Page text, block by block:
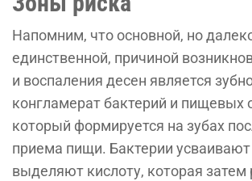
Напомним, что основной, но
единственной, причиной
и воспаления десен является
конгламерат бактерий и пищевых
который формируется на зубах
приема пищи. Бактерии
выделяют кислоту, которая затем